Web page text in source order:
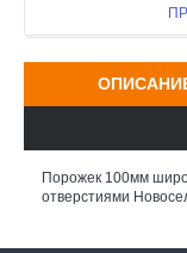
Порожек 100мм
отверстиями